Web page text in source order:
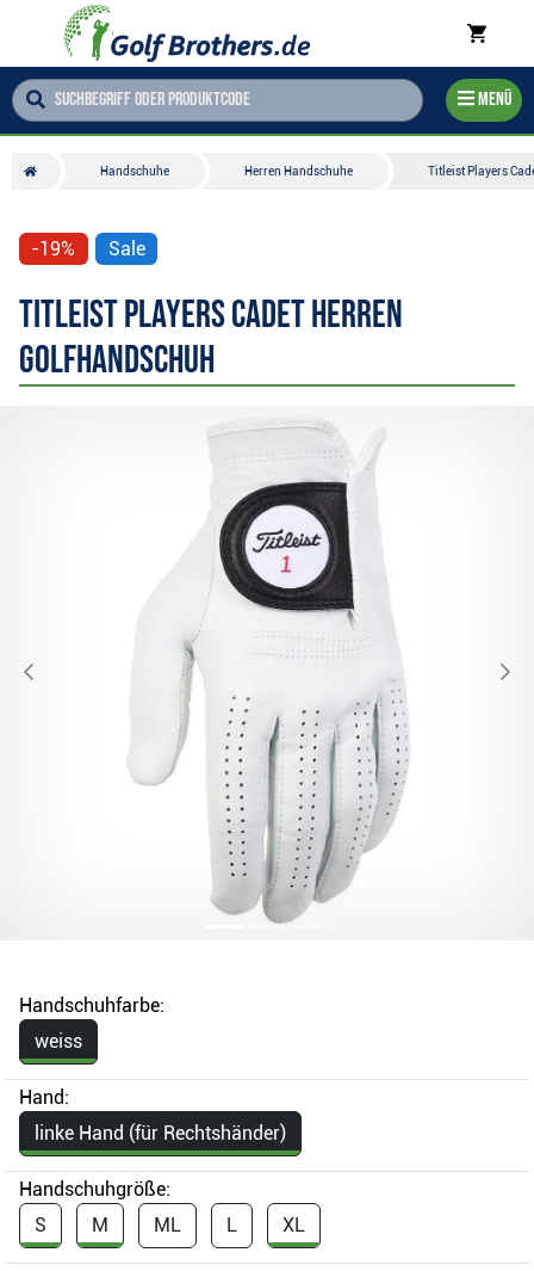
Menü
Handschuhe Herren Handschuhe Titleist Players
-19% Sale
Titleist Players Cadet Herren
Golfhandschuh
Handschuhfarbe:
weiss
Hand:
linke Hand (für Rechtshänder)
Handschuhgröße:
S
M ML L XL